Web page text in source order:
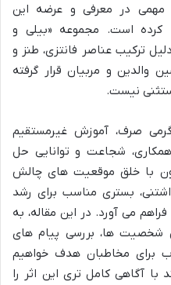
مهمی در معرفی و عرضه این
کرده است. مجموعه «بیلی و
ترکیب عناصر فانتزی، طنز و
والدین و مربیان قرار گرفته
نیست.
صرف، آموزش غیرمستقیم
شجاعت و توانایی حل
با خلق موقعیت های چالش
بستری مناسب برای رشد
کودکان 5 تا 8 سال فراهم می آورد. در این مقاله، به
شخصیت ها، بررسی پیام های
برای مخاطبان هدف خواهیم
با آگاهی کامل تری این اثر را